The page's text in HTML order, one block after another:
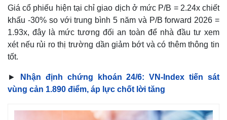
Giá cổ phiếu hiện tại chỉ giao dịch ở mức P/B = 2.24x chiết
khấu -30% so với trung bình 5 năm và P/B forward 2026 =
1.93x, đây là mức tương đối an toàn để nhà đầu tư xem
xét nếu rủi ro thị trường dần giảm bớt và có thêm thông tin
tốt.
►
Nhận định chứng khoán 24/6: VN-Index tiến sát
vùng cản 1.890 điểm, áp lực chốt lời tăng